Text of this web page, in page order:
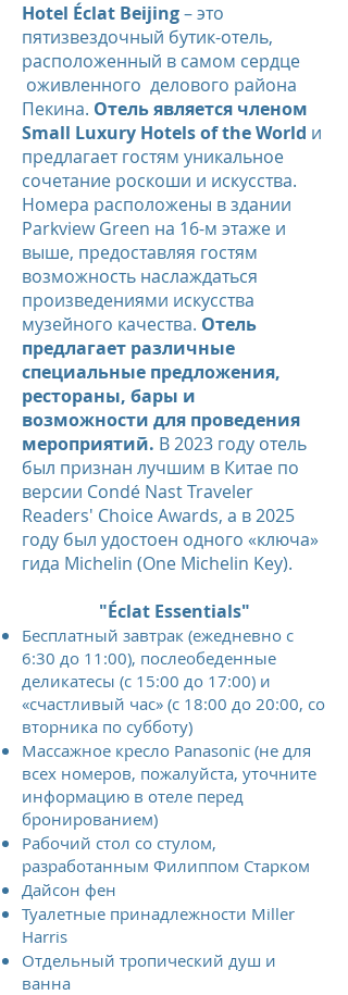
Hotel Éclat Beijing– это
пятизвездочный бутик-отель,
расположенный в самом сердце
оживленного делового района
Пекина. Отель является членом
Small Luxury Hotels of the World и
предлагает гостям уникальное
сочетание роскоши и искусства.
Номера расположены в здании
Parkview Green на 16-м этаже и
выше, предоставляя гостям
возможность наслаждаться
произведениями искусства
музейного качества. Отель
предлагает различные
специальные предложения,
рестораны, бары и
возможности для проведения
мероприятий. В 2023 году отель
был признан лучшим в Китае по
версии Condé Nast Traveler
Readers' Choice Awards, а в 2025
году был удостоен одного «ключа»
гида Michelin (One Michelin Key).
"Éclat Essentials"
Бесплатный завтрак (ежедневно с
6:30 до 11:00), послеобеденные
деликатесы (с 15:00 до 17:00) и
«счастливый час» (с 18:00 до 20:00, со
вторника по субботу)
Массажное кресло Panasonic (не для
всех номеров, пожалуйста, уточните
информацию в отеле перед
бронированием)
Рабочий стол со стулом,
разработанным Филиппом Старком
Дайсон фен
Туалетные принадлежности Miller
Harris
Отдельный тропический душ и
ванна